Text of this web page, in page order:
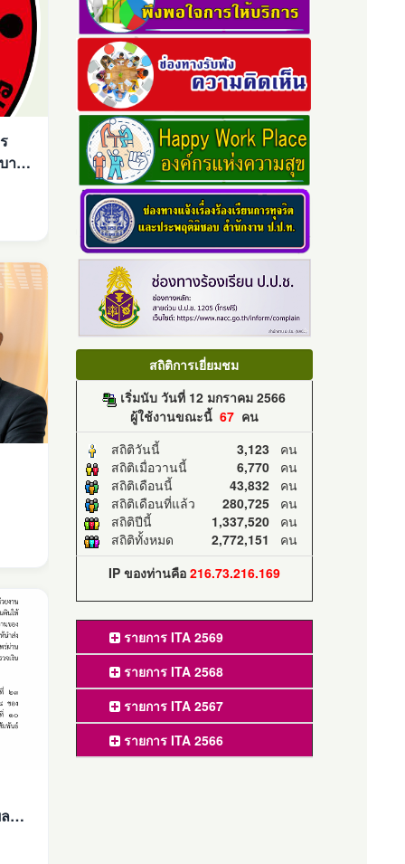
าย
สถิติการเยี่ยมชม
เริ่มนับ วันที่ 12 มกราคม 2566
ผู้ใช้งานขณะนี้ 67คน
สถิติวันนี้
3,123คน
สถิติเมื่อวานนี้
6,770คน
สถิติเดือนนี้
43,832คน
สถิติเดือนที่แล้ว
280,725คน
สถิติปีนี้
1,337,520คน
สถิติทั้งหมด
2,772,151 คน
IP ของท่านคือ 216.73.216.169
รายการ ITA 2569
รายการ ITA 2568
รายการ ITA 2567
รายการ ITA 2566